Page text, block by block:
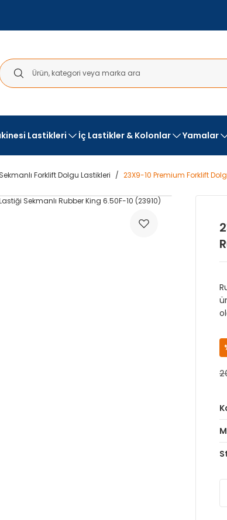
Lastikleri İç Lastikler & Kolonlar Yamalar
Sekmanlı Forklift Dolgu Lastikleri 23X9-10 Premium Forklift